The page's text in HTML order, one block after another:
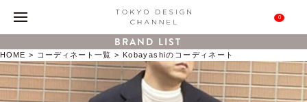
0
BRAND LIST
HOME コーディネート一覧 Kobayashiのコーディネート